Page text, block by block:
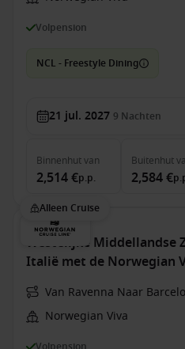
Volpension
NCL - Freestyle Dining
21 jul. 2027 9 Nachten
Binnenhutvan
2,514 €p.p.
Buitenhut
2,584 €
Alleen Cruise
Westelijke Middellandse
Italië met de Norwegian
Van Ravenna Naar
Norwegian Viva